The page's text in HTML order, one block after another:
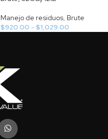
Manejo de residuos, Brute
$920.00 - $1,029.00